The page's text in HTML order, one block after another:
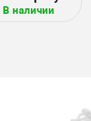
В наличии